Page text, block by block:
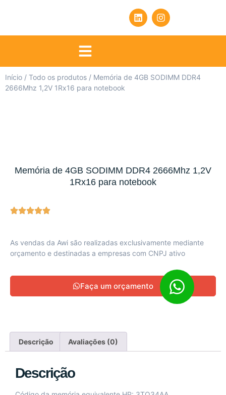
Início / Todo os produtos / Memória de 4GB SODIMM DDR4
2666Mhz 1,2V 1Rx16 para notebook
Memória de 4GB SODIMM DDR4 2666Mhz 1,2V
1Rx16 para notebook
As vendas da Awi são realizadas exclusivamente mediante
orçamento e destinadas a empresas com CNPJ ativo
Faça um orçamento
Descrição Avaliações (0)
Descrição